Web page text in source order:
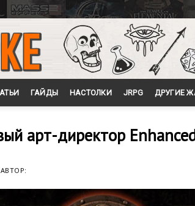
ГАЙДЫ НАСТОЛКИ JRPG ДРУГИЕ
арт-директор
АВТОР: